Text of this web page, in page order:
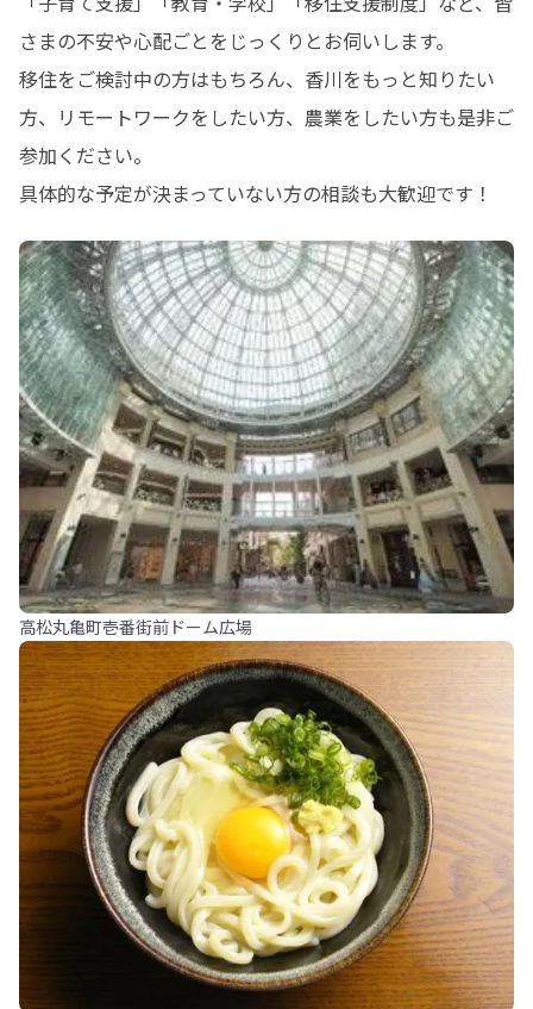
さまの不安や心配ごとをじっくりとお伺いします。
移住をご検討中の方はもちろん、香川をもっと知りたい
方、リモートワークをしたい方、農業をしたい方も是非ご
参加ください。
具体的な予定が決まっていない方の相談も大歓迎です！
高松丸亀町壱番街前ドーム広場